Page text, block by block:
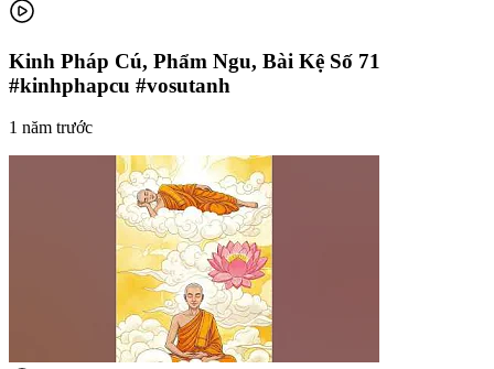
Kinh Pháp Cú, Phẩm Ngu, Bài Kệ Số 71
#kinhphapcu #vosutanh
1 năm trước